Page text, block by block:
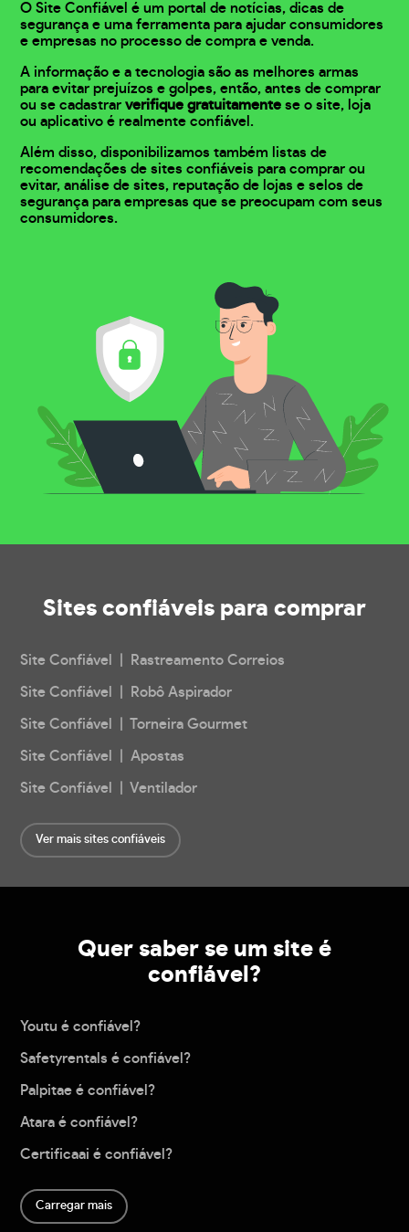
O Site Confiável é um portal de notícias, dicas de
segurança e uma ferramenta para ajudar consumidores
e empresas no processo de compra e venda.
A informação e a tecnologia são as melhores armas
para evitar prejuízos e golpes, então, antes de comprar
ou se cadastrarverifique gratuitamente se o site, loja
ou aplicativo é realmente confiável.
Além disso, disponibilizamos também listas de
recomendações de sites confiáveis para comprar ou
evitar, análise de sites, reputação de lojas e selos de
segurança para empresas que se preocupam com seus
consumidores.
Sites confiáveis para comprar
Site Confiável | Rastreamento Correios
Site Confiável | Robô Aspirador
Site Confiável | Torneira Gourmet
Site Confiável | Apostas
Site Confiável | Ventilador
Ver mais sites confiáveis
Quer saber se um site é
confiável?
Youtu é confiável?
Safetyrentals é confiável?
Palpitae é confiável?
Atara é confiável?
Certificaai é confiável?
Carregar mais